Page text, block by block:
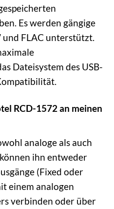
Es werden gängige
und FLAC unterstützt.
Dateisystem des USB-
RCD-1572 an meinen
analoge als auch
ihn entweder
(Fixed oder
einem analogen
verbinden oder über